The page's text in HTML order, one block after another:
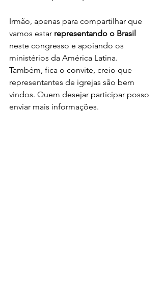
Irmão, apenas para compartilhar que
vamos estar representando o Brasil
neste congresso e apoiando os
ministérios da América Latina.
Também, fica o convite, creio que
representantes de igrejas são bem
vindos. Quem desejar participar posso
enviar mais informações.